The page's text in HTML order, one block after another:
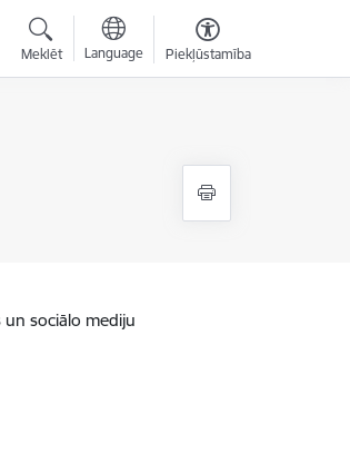
Meklēt Language Piekļūstamība
sociālo mediju